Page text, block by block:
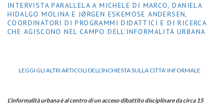
INTERVISTA PARALLELA A MICHELE DI MARCO, DANIELA
HIDALGO MOLINA E JØRGEN ESKEMOSE ANDERSEN,
COORDINATORI DI PROGRAMMI DIDATTICI E DI RICERCA
CHE AGISCONO NEL CAMPO DELL’INFORMALITÀ URBANA
LEGGI GLI ALTRI ARTICOLI DELL’INCHIESTA SULLA CITTA’ INFORMALE
L’informalità urbana è al centro di un acceso dibattito disciplinare da circa 15